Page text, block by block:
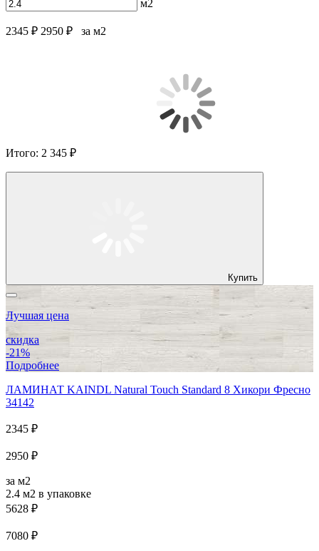
м2
2345 ₽ 2950 ₽ за м2
Итого: 2 345 ₽
Купить
Лучшая цена
скидка
-21%
Подробнее
ЛАМИНАТ KAINDL Natural Touch Standard 8 Хикори Фресно
34142
2345 ₽
2950 ₽
за м2
2.4 м2 в упаковке
5628 ₽
7080 ₽